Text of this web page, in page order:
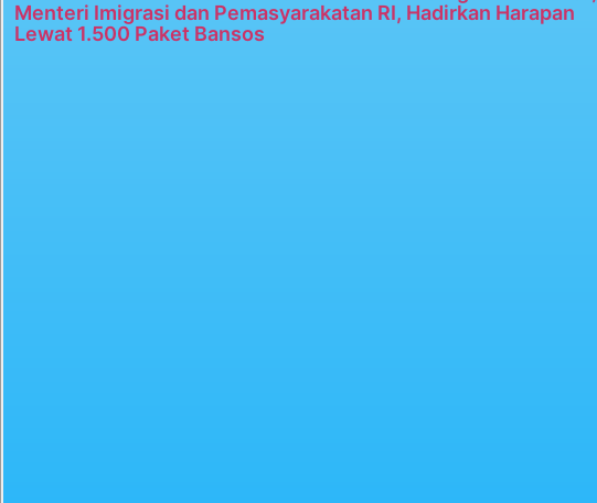
Menteri Imigrasi dan Pemasyarakatan RI, Hadirkan Harapan
Lewat 1.500 Paket Bansos